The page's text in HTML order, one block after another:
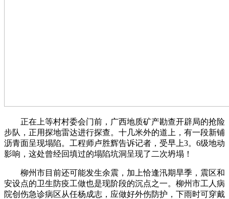
正在上等村村委会门前，广西地质矿产勘查开辟局的抢险
步队，正用探地雷达进行探查。十几米外的道上，有一段新铺
沥青面呈现塌陷。工程师卢胜辉告诉记者，受早上3。6级地动
影响，这处曾经回填过的塌陷坑洞呈现了二次坍塌！
柳州市目前还可能发生余震，加上恰逢汛期旱季，震区和
安设点的卫生防疫工做也是现阶段的沉点之一。柳州市工人病
院创伤急诊病区从任杨成志，应做好外伤防护，下雨时可穿戴